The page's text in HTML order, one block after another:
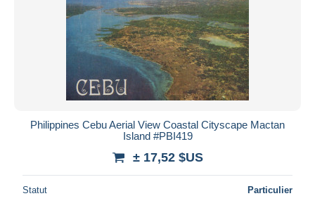
Philippines Cebu Aerial View Coastal Cityscape Mactan
Island #PBI419
± 17,52 $US
Statut Particulier